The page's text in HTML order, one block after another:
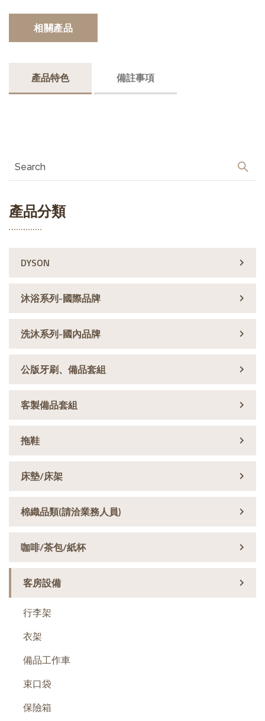
產品分類
DYSON
沐浴系列-國際品牌
洗沐系列-國內品牌
公版牙刷、備品套組
客製備品套組
拖鞋
床墊/床架
棉織品類(請洽業務人員)
咖啡/茶包/紙杯
客房設備
行李架
衣架
備品工作車
束口袋
保險箱
相關產品
產品特色 備註事項